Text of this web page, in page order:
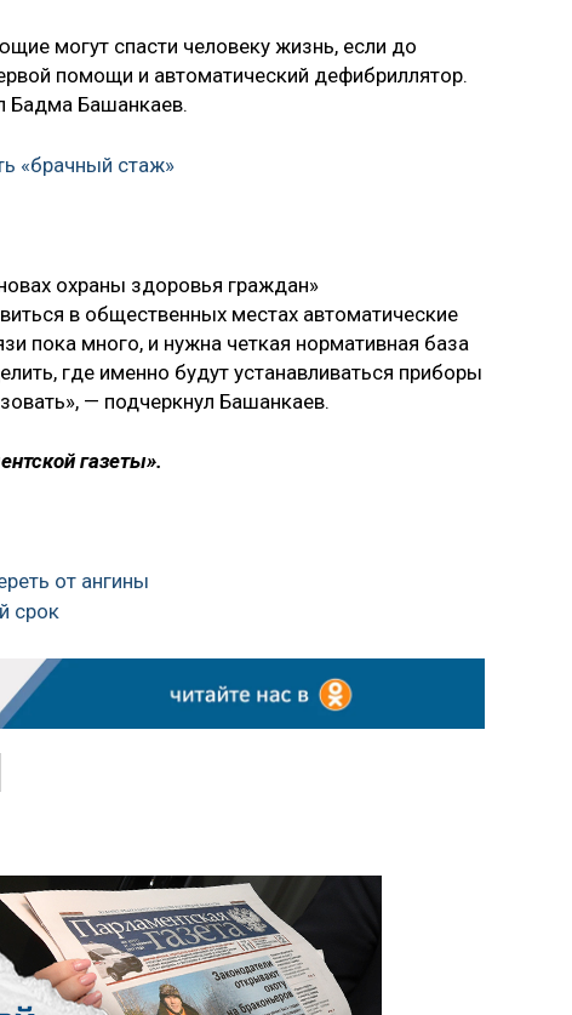
могут спасти человеку жизнь, если до
помощи и автоматический дефибриллятор.
Бадма Башанкаев.
«брачный стаж»
охраны здоровья граждан»
в общественных местах автоматические
пока много, и нужна четкая нормативная база
где именно будут устанавливаться приборы
— подчеркнул Башанкаев.
газеты».
от ангины
срок